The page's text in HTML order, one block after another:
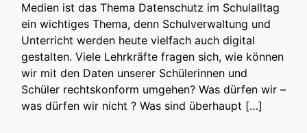
Medien ist das Thema Datenschutz im Schulalltag
ein wichtiges Thema, denn Schulverwaltung und
Unterricht werden heute vielfach auch digital
gestalten. Viele Lehrkräfte fragen sich, wie können
wir mit den Daten unserer Schülerinnen und
Schüler rechtskonform umgehen? Was dürfen wir –
was dürfen wir nicht ? Was sind überhaupt […]